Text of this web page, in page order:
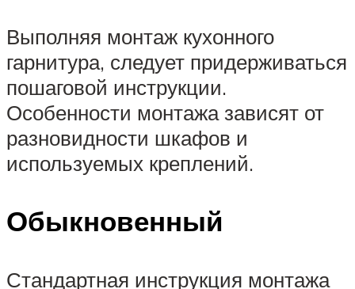
Выполняя монтаж кухонного
гарнитура, следует придерживаться
пошаговой инструкции.
Особенности монтажа зависят от
разновидности шкафов и
используемых креплений.
Обыкновенный
Стандартная инструкция монтажа